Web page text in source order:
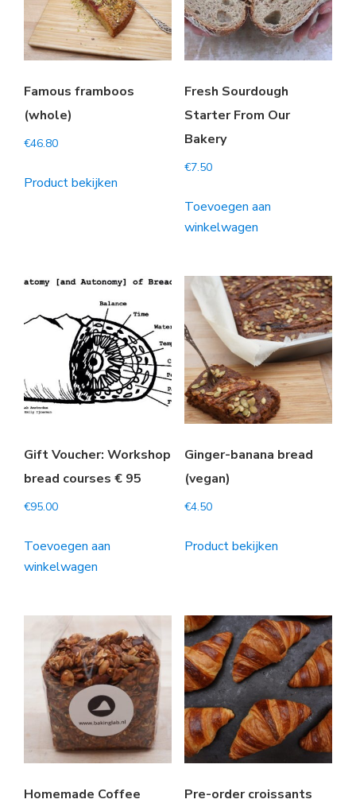
Famous framboos
(whole)
€46.80
Product bekijken
Fresh Sourdough
Starter From Our
Bakery
€7.50
Toevoegen aan
winkelwagen
Gift Voucher: Workshop
bread courses € 95
€95.00
Toevoegen aan
winkelwagen
Ginger-banana bread
(vegan)
€4.50
Product bekijken
Homemade Coffee
Pre-order croissants